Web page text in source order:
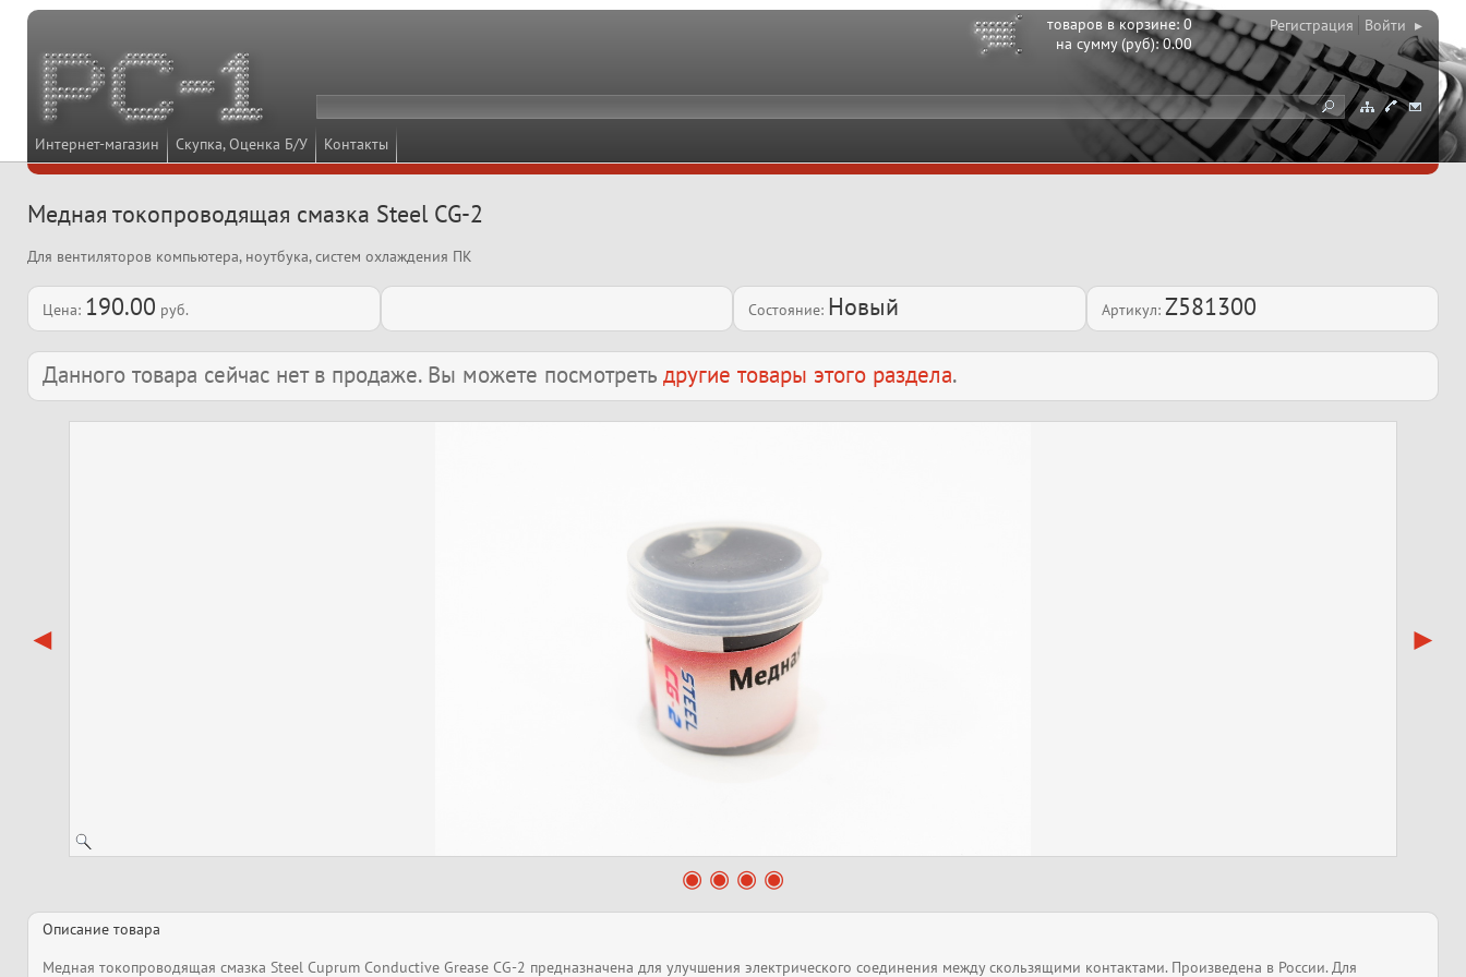
Интернет-магазин Скупка, Оценка Б/У Контакты
товаров в корзине:0
на сумму (руб):0.00
Регистрация Войти ▸
Медная токопроводящая смазка Steel CG-2
Для вентиляторов компьютера, ноутбука, систем охлаждения ПК
Цена: 190.00 руб. Состояние: Новый Артикул: Z581300
Данного товара сейчас нет в продаже. Вы можете посмотреть другие товары этого раздела.
Описание товара
Медная токопроводящая смазка Steel Cuprum Conductive Grease CG-2 предназначена для улучшения электрического соединения между скользящими контактами. Произведена в России. Для